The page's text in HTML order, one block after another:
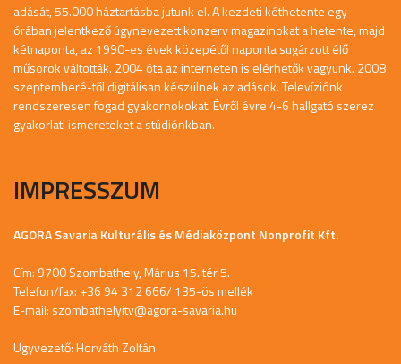
adását, 55.000 háztartásba jutunk el. A kezdeti kéthetente egy
órában jelentkező úgynevezett konzerv magazinokat a hetente, majd
kétnaponta, az 1990-es évek közepétől naponta sugárzott élő
műsorok váltották. 2004 óta az interneten is elérhetők vagyunk. 2008
szeptemberé-től digitálisan készülnek az adások. Televíziónk
rendszeresen fogad gyakornokokat. Évről évre 4-6 hallgató szerez
gyakorlati ismereteket a stúdiónkban.
IMPRESSZUM
AGORA Savaria Kulturális és Médiaközpont Nonprofit Kft.
Cím: 9700 Szombathely, Márius 15. tér 5.
Telefon/fax: +36 94 312 666/ 135-ös mellék
E-mail: szombathelyitv@agora-savaria.hu
Ügyvezető: Horváth Zoltán